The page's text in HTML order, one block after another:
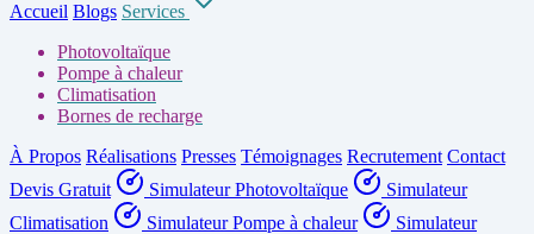
Accueil Blogs Services
Photovoltaïque
Pompe à chaleur
Climatisation
Bornes de recharge
À Propos Réalisations Presses Témoignages Recrutement Contact
Devis Gratuit
Simulateur Photovoltaïque
Simulateur
Climatisation
Simulateur Pompe à chaleur
Simulateur